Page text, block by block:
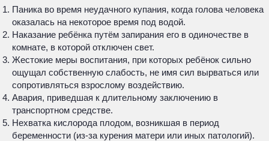
Паника во время неудачного купания, когда голова человека
оказалась на некоторое время под водой.
Наказание ребёнка путём запирания его в одиночестве в
комнате, в которой отключен свет.
Жестокие меры воспитания, при которых ребёнок сильно
ощущал собственную слабость, не имя сил вырваться или
сопротивляться взрослому воздействию.
Авария, приведшая к длительному заключению в
транспортном средстве.
Нехватка кислорода плодом, возникшая в период
беременности (из-за курения матери или иных патологий).